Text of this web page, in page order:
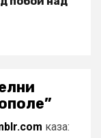
”
каза: